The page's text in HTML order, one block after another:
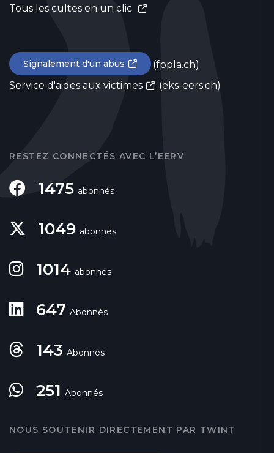
Tous les cultes en un clic
Signalement d'un abus
(fppla.ch)
Service d'aides aux victimes
(eks-eers.ch)
RESTEZ CONNECTÉS AVEC L’EERV
1475 abonnés
1049 abonnés
1014 abonnés
647 Abonnés
143 Abonnés
251 Abonnés
NOUS SOUTENIR DIRECTEMENT PAR TWINT